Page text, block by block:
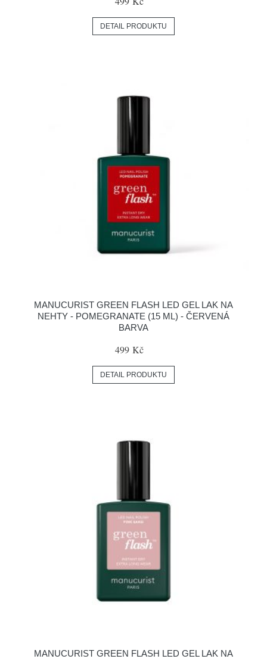
DETAIL PRODUKTU
MANUCURIST GREEN FLASH LED GEL LAK NA
NEHTY - POMEGRANATE (15 ML) - ČERVENÁ
BARVA
499 Kč
DETAIL PRODUKTU
MANUCURIST GREEN FLASH LED GEL LAK NA